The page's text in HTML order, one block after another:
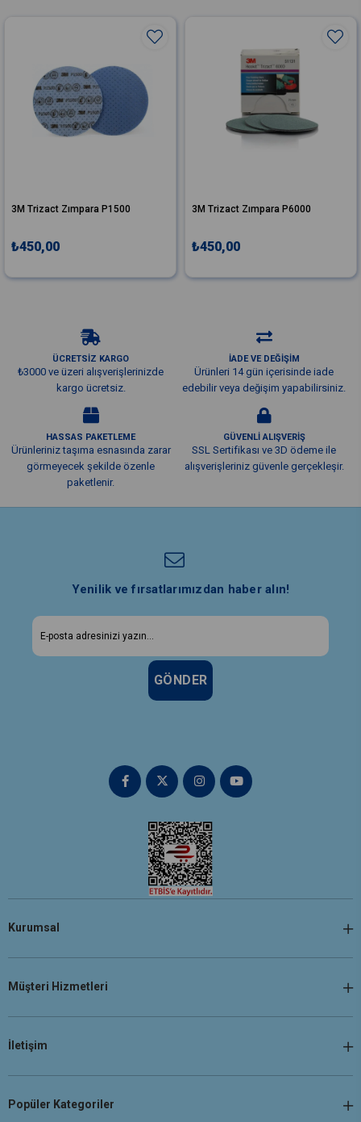
3M Trizact Zımpara P1500
₺450,00
3M Trizact Zımpara P6000
₺450,00
ÜCRETSİZ KARGO
₺3000 ve üzeri alışverişlerinizde
kargo ücretsiz.
İADE VE DEĞİŞİM
Ürünleri 14 gün içerisinde iade
edebilir veya değişim yapabilirsiniz.
HASSAS PAKETLEME
Ürünleriniz taşıma esnasında zarar
görmeyecek şekilde özenle
paketlenir.
GÜVENLİ ALIŞVERİŞ
SSL Sertifikası ve 3D ödeme ile
alışverişleriniz güvenle gerçekleşir.
Yenilik ve fırsatlarımızdan haber alın!
GÖNDER
Kurumsal
Müşteri Hizmetleri
İletişim
Popüler Kategoriler